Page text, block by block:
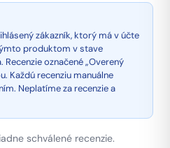
zákazník, ktorý má v účte
produktom v stave
označené „Overený
Každú recenziu manuálne
Neplatíme za recenzie a
schválené recenzie.